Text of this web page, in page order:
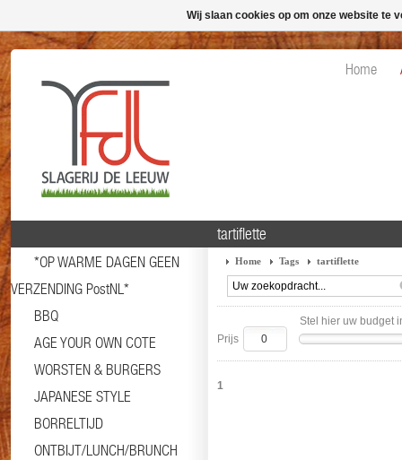
Home
*OP WARME DAGEN GEEN
VERZENDING PostNL*
BBQ
AGE YOUR OWN COTE
WORSTEN & BURGERS
JAPANESE STYLE
BORRELTIJD
ONTBIJT/LUNCH/BRUNCH
tartiflette
Home Tags tartiflette
Stel hier uw budget
Prijs
1
Wij slaan cookies op om onze website te